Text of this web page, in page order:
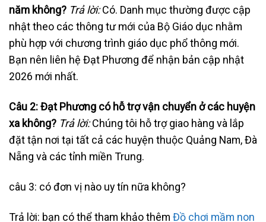
năm không? Trả lời:Có. Danh mục thường được cập
nhật theo các thông tư mới của Bộ Giáo dục nhằm
phù hợp với chương trình giáo dục phổ thông mới.
Bạn nên liên hệ Đạt Phương để nhận bản cập nhật
2026 mới nhất.
Câu 2: Đạt Phương có hỗ trợ vận chuyển ở các huyện
xa không? Trả lời:Chúng tôi hỗ trợ giao hàng và lắp
đặt tận nơi tại tất cả các huyện thuộc Quảng Nam, Đà
Nẵng và các tỉnh miền Trung.
câu 3: có đơn vị nào uy tín nữa không?
Trả lời: bạn có thể tham khảo thêm Đồ chơi mầm non